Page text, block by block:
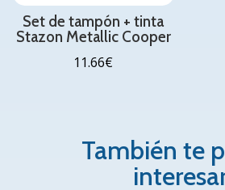
Set de tampón + tinta
Stazon Metallic Cooper
11.66€
También te